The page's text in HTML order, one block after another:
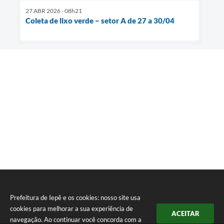
Prefeitura de Iepê e os cookies: nosso site usa
cookies para melhorar a sua experiência de
navegação. Ao continuar você concorda com a
ACEITAR
27 ABR 2026 - 08h21
Coleta de lixo verde – setor A de 27 a 30/04